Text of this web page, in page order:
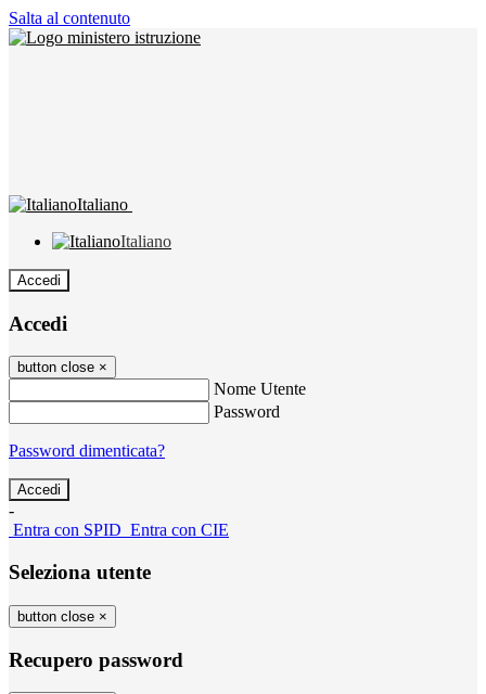
Salta al contenuto
Italiano
Italiano
Accedi
Accedi
button close ×
Nome Utente
Password
Password dimenticata?
-
Entra con SPID Entra con CIE
Seleziona utente
button close ×
Recupero password